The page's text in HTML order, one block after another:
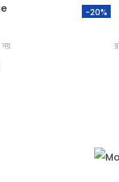
-20%